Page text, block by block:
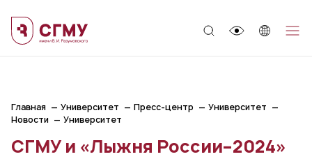
Главная Университет Пресс-центр
Университет
Новости
Университет
СГМУ и «Лыжня России–2024»